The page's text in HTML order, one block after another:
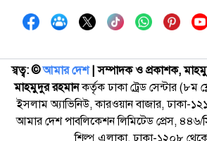
স্বত্ব: ©️আমার দেশ| সম্পাদক ও প্রকাশক,
মাহমুদুর রহমানকর্তৃক ঢাকা ট্রেড সেন্টার
ইসলাম অ্যাভিনিউ, কারওয়ান বাজার, ঢাকা-
আমার দেশ পাবলিকেশন লিমিটেড প্রেস,
শিল্প এলাকা, ঢাকা-১২০৮ থেকে